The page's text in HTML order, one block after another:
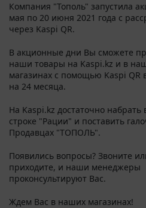
Компания "Тополь" запустила
мая по 20 июня 2021 года с
через Kaspi QR.
В акционные дни Вы сможете
наши товары на Kaspi.kz и в
магазинах с помощью Kaspi QR
на 24 месяца.
На Kaspi.kz достаточно набрать
строке "Рации" и поставить
Продавцах "ТОПОЛЬ".
Появились вопросы? Звоните
приходите, и наши менеджеры
проконсультируют Вас.
Ждем Вас в наших магазинах!